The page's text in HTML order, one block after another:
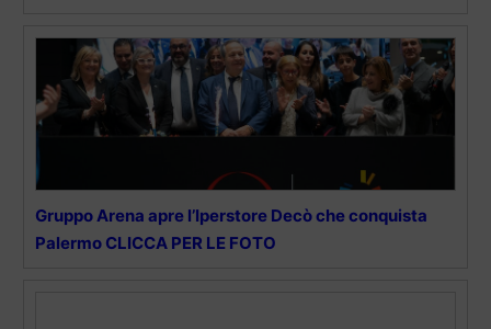
Gruppo Arena apre l’Iperstore Decò che conquista
Palermo CLICCA PER LE FOTO